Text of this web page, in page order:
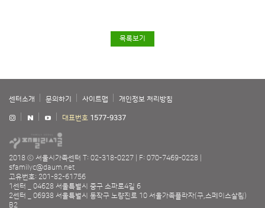
목록보기
센터소개 문의하기 사이트맵 개인정보 처리방침
대표번호 1577-9337
2018 ⓒ 서울시가족센터 T: 02-318-0227
F: 070-7469-0228
sfamilyc@daum.net
고유번호: 201-82-61756
1센터 _ 04628 서울특별시 중구 소파로4길 6
2센터 _ 06938 서울특별시 동작구 노량진로 10 서울가족플라자(구,스페이스살림)
B2